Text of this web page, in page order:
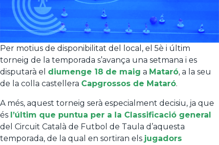
Per motius de disponibilitat del local, el 5è i últim
torneig de la temporada s’avança una setmana i es
disputarà el diumenge 18 de maig a Mataró, a la seu
de la colla castellera Capgrossos de Mataró.
A més, aquest torneig serà especialment decisiu, ja que
és l’últim que puntua per a la Classificació general
del Circuit Català de Futbol de Taula d’aquesta
temporada, de la qual en sortiran els jugadors